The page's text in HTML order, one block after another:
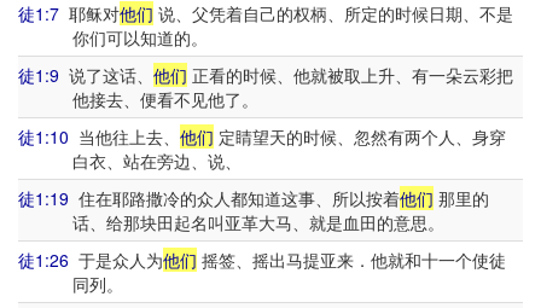
徒1:7 耶稣对他们 说、父凭着自己的权柄、所定的时候日期、不是
你们可以知道的。
徒1:9 说了这话、 他们 正看的时候、他就被取上升、有一朵云彩把
他接去、便看不见他了。
徒1:10 当他往上去、 他们 定睛望天的时候、忽然有两个人、身穿
白衣、站在旁边、说、
徒1:19 住在耶路撒冷的众人都知道这事、所以按着他们 那里的
话、给那块田起名叫亚革大马、就是血田的意思。
徒1:26 于是众人为他们 摇签、摇出马提亚来．他就和十一个使徒
同列。